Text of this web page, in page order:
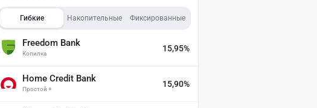
Гибкие Накопительные Фиксированные
Freedom Bank
Копилка
15,95%
Home Credit Bank
Простой +
15,90%